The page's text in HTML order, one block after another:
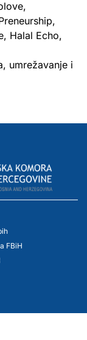
Halal Echo,
umrežavanje i
FBiH